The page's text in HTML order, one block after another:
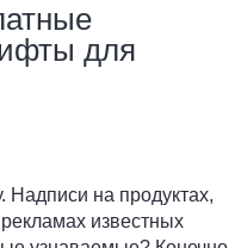
для
на продуктах,
известных